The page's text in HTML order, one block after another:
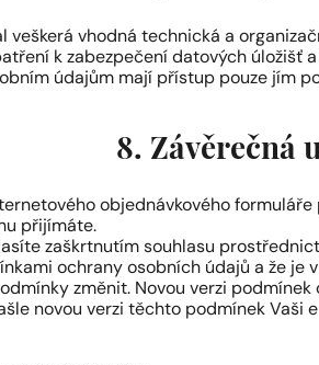
veškerá vhodná technická a
k zabezpečení datových úložišť
údajům mají přístup pouze jím
8. Závěrečná
objednávkového
přijímáte.
zaškrtnutím souhlasu
ochrany osobních údajů a že je
změnit. Novou verzi
novou verzi těchto podmínek